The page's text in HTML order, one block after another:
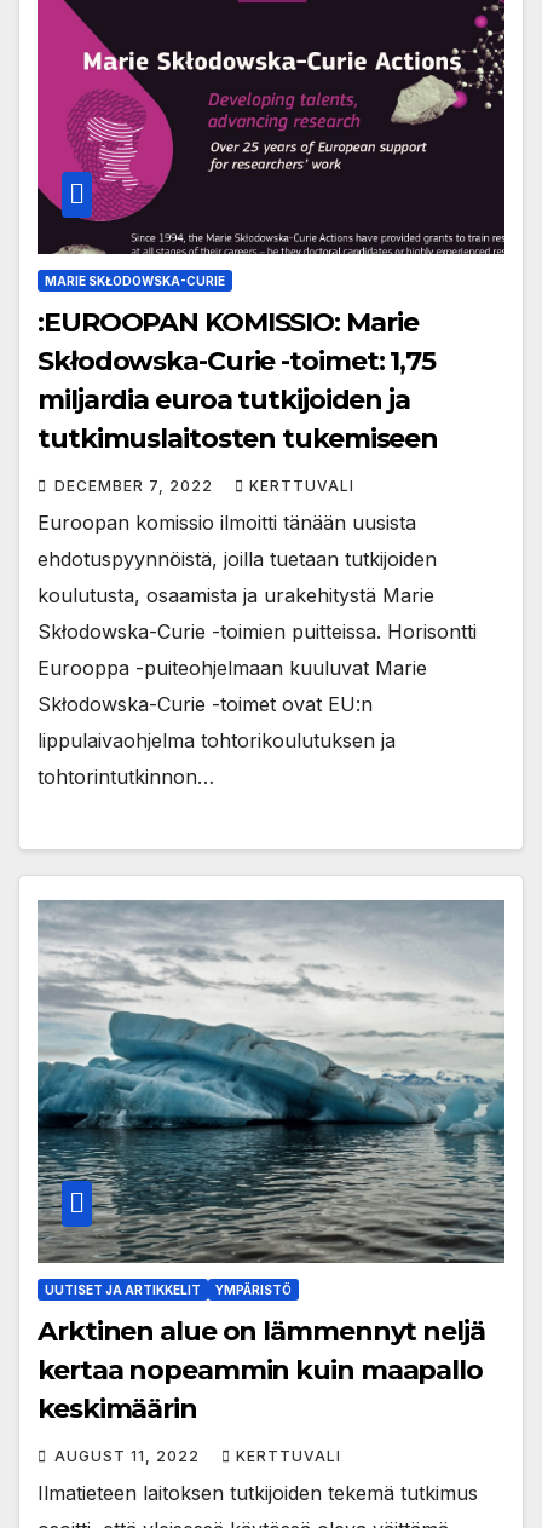
MARIE SKŁODOWSKA-CURIE
:EUROOPAN KOMISSIO: Marie
Skłodowska-Curie -toimet: 1,75
miljardia euroa tutkijoiden ja
tutkimuslaitosten tukemiseen
DECEMBER 7, 2022 KERTTUVALI
Euroopan komissio ilmoitti tänään uusista
ehdotuspyynnöistä, joilla tuetaan tutkijoiden
koulutusta, osaamista ja urakehitystä Marie
Skłodowska-Curie -toimien puitteissa. Horisontti
Eurooppa -puiteohjelmaan kuuluvat Marie
Skłodowska-Curie -toimet ovat EU:n
lippulaivaohjelma tohtorikoulutuksen ja
tohtorintutkinnon…
UUTISET JA ARTIKKELIT YMPÄRISTÖ
Arktinen alue on lämmennyt neljä
kertaa nopeammin kuin maapallo
keskimäärin
AUGUST 11, 2022 KERTTUVALI
Ilmatieteen laitoksen tutkijoiden tekemä tutkimus